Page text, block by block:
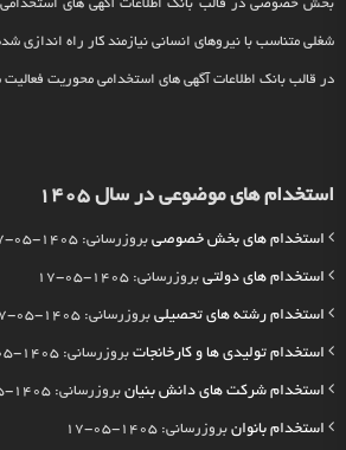
بخش خصوصی در قالب بانک اطلاعات آگهی های
شغلی متناسب با نیروهای انسانی نیازمند کار راه اندازی
در قالب بانک اطلاعات آگهی های استخدامی محوریت
استخدام های موضوعی در سال 1405
استخدام های بخش خصوصی بروزرسانی: 1405-05-17
استخدام های دولتی بروزرسانی: 1405-05-17
استخدام رشته های تحصیلی بروزرسانی: 1405-05-17
استخدام تولیدی ها و کارخانجات بروزرسانی: 1405-05-17
استخدام شرکت های دانش بنیان بروزرسانی: 1405-05-17
استخدام بانوان بروزرسانی: 1405-05-17